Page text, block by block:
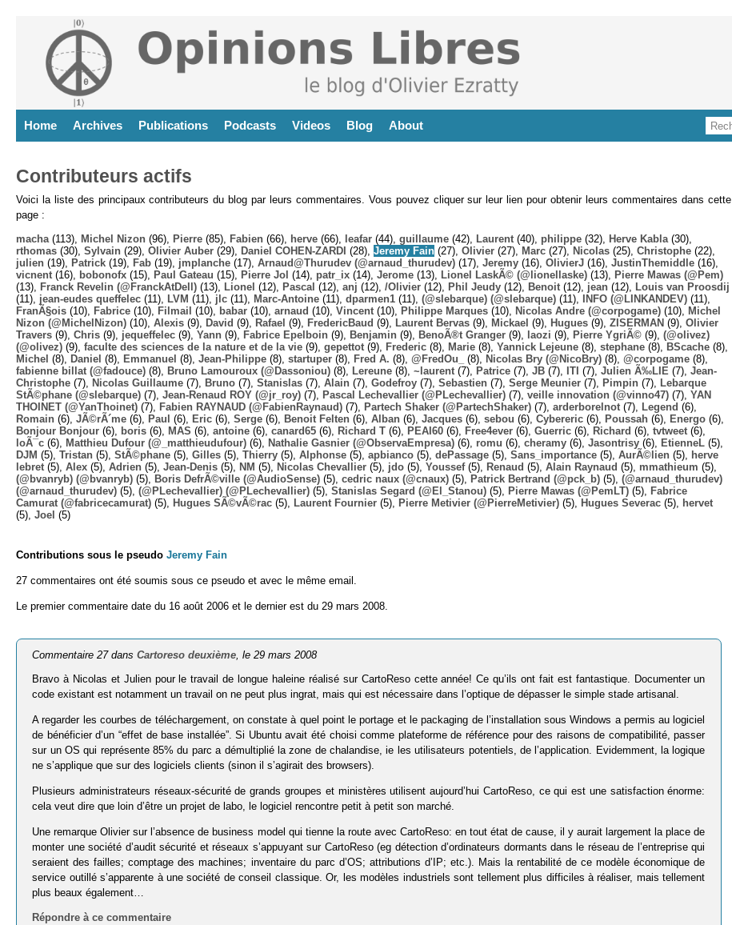
Home Archives Publications Podcasts Videos Blog About
Contributeurs actifs
Voici la liste des principaux contributeurs du blog par leurs commentaires. Vous pouvez cliquer sur leur lien pour obtenir leurs commentaires dans cette
page :
macha (113), Michel Nizon (96), Pierre (85), Fabien (66), herve (66), leafar (44), guillaume (42), Laurent (40), philippe (32), Herve Kabla (30),
rthomas (30), Sylvain (29), Olivier Auber (29), Daniel COHEN-ZARDI (28), Jeremy Fain (27), Olivier (27), Marc (27), Nicolas (25), Christophe (22),
julien (19), Patrick (19), Fab (19), jmplanche (17), Arnaud@Thurudev (@arnaud_thurudev) (17), Jeremy (16), OlivierJ (16), JustinThemiddle (16),
vicnent (16), bobonofx (15), Paul Gateau (15), Pierre Jol (14), patr_ix (14), Jerome (13), Lionel LaskÃ© (@lionellaske) (13),
Pierre Mawas (@Pem)
(13),
Franck Revelin (@FranckAtDell) (13), Lionel (12), Pascal (12), anj (12), /Olivier (12), Phil Jeudy (12), Benoit (12), jean (12),
Louis van Proosdij
(11), jean-eudes queffelec (11), LVM (11), jlc (11), Marc-Antoine (11), dparmen1 (11), (@slebarque) (@slebarque) (11), INFO (@LINKANDEV) (11),
FranÃ§ois (10), Fabrice (10), Filmail (10), babar (10), arnaud (10), Vincent (10), Philippe Marques (10), Nicolas Andre (@corpogame) (10),
Michel
Nizon (@MichelNizon) (10), Alexis (9), David (9), Rafael (9), FredericBaud (9), Laurent Bervas (9), Mickael (9), Hugues (9), ZISERMAN (9), Olivier
Travers (9), Chris (9), jequeffelec (9), Yann (9), Fabrice Epelboin (9), Benjamin (9), BenoÃ®t Granger (9), laozi (9), Pierre YgriÃ© (9), (@olivez)
(@olivez) (9), faculte des sciences de la nature et de la vie (9), gepettot (9), Frederic (8), Marie (8), Yannick Lejeune (8), stephane (8), BScache (8),
Michel (8), Daniel (8), Emmanuel (8), Jean-Philippe (8), startuper (8), Fred A. (8), @FredOu_ (8), Nicolas Bry (@NicoBry) (8), @corpogame (8),
fabienne billat (@fadouce) (8), Bruno Lamouroux (@Dassoniou) (8), Lereune (8), ~laurent (7), Patrice (7), JB (7), ITI (7), Julien Ã‰LIE (7), Jean-
Christophe (7), Nicolas Guillaume (7), Bruno (7), Stanislas (7), Alain (7), Godefroy (7), Sebastien (7), Serge Meunier (7), Pimpin (7),
Lebarque
StÃ©phane (@slebarque) (7), Jean-Renaud ROY (@jr_roy) (7), Pascal Lechevallier (@PLechevallier) (7), veille innovation (@vinno47) (7), YAN
THOINET (@YanThoinet) (7), Fabien RAYNAUD (@FabienRaynaud) (7), Partech Shaker (@PartechShaker) (7), arderborelnot (7), Legend (6),
Romain (6), JÃ©rÃ´me (6), Paul (6), Eric (6), Serge (6), Benoit Felten (6), Alban (6), Jacques (6), sebou (6), Cybereric (6), Poussah (6), Energo (6),
Bonjour Bonjour (6), boris (6), MAS (6), antoine (6), canard65 (6), Richard T (6), PEAI60 (6), Free4ever (6), Guerric (6), Richard (6), tvtweet (6),
loÃ¯c (6), Matthieu Dufour (@_matthieudufour) (6), Nathalie Gasnier (@ObservaEmpresa) (6), romu (6), cheramy (6), Jasontrisy (6), EtienneL (5),
DJM (5), Tristan (5), StÃ©phane (5), Gilles (5), Thierry (5), Alphonse (5), apbianco (5), dePassage (5), Sans_importance (5), AurÃ©lien (5),
herve
lebret (5), Alex (5), Adrien (5), Jean-Denis (5), NM (5), Nicolas Chevallier (5), jdo (5), Youssef(5), Renaud (5), Alain Raynaud (5), mmathieum (5),
(@bvanryb) (@bvanryb) (5), Boris DefrÃ©ville (@AudioSense) (5), cedric naux (@cnaux) (5), Patrick Bertrand (@pck_b) (5), (@arnaud_thurudev)
(@arnaud_thurudev) (5), (@PLechevallier) (@PLechevallier) (5), Stanislas Segard (@El_Stanou) (5), Pierre Mawas (@PemLT) (5),
Fabrice
Camurat (@fabricecamurat) (5), Hugues SÃ©vÃ©rac (5), Laurent Fournier (5), Pierre Metivier (@PierreMetivier) (5), Hugues Severac (5),
hervet
(5), Joel (5)
Contributions sous le pseudo Jeremy Fain
27 commentaires ont été soumis sous ce pseudo et avec le même email.
Le premier commentaire date du 16 août 2006 et le dernier est du 29 mars 2008.
Commentaire 27 dansCartoreso deuxième, le 29 mars 2008
Bravo à Nicolas et Julien pour le travail de longue haleine réalisé sur CartoReso cette année! Ce qu’ils ont fait est fantastique. Documenter un
code existant est notamment un travail on ne peut plus ingrat, mais qui est nécessaire dans l’optique de dépasser le simple stade artisanal.
A regarder les courbes de téléchargement, on constate à quel point le portage et le packaging de l’installation sous Windows a permis au logiciel
de bénéficier d’un “effet de base installée”. Si Ubuntu avait été choisi comme plateforme de référence pour des raisons de compatibilité, passer
sur un OS qui représente 85% du parc a démultiplié la zone de chalandise, ie les utilisateurs potentiels, de l’application. Evidemment, la logique
ne s’applique que sur des logiciels clients (sinon il s’agirait des browsers).
Plusieurs administrateurs réseaux-sécurité de grands groupes et ministères utilisent aujourd’hui CartoReso, ce qui est une satisfaction énorme:
cela veut dire que loin d’être un projet de labo, le logiciel rencontre petit à petit son marché.
Une remarque Olivier sur l’absence de business model qui tienne la route avec CartoReso: en tout état de cause, il y aurait largement la place de
monter une société d’audit sécurité et réseaux s’appuyant sur CartoReso (eg détection d’ordinateurs dormants dans le réseau de l’entreprise qui
seraient des failles; comptage des machines; inventaire du parc d’OS; attributions d’IP; etc.). Mais la rentabilité de ce modèle économique de
service outillé s’apparente à une société de conseil classique. Or, les modèles industriels sont tellement plus difficiles à réaliser, mais tellement
plus beaux également…
Répondre à ce commentaire